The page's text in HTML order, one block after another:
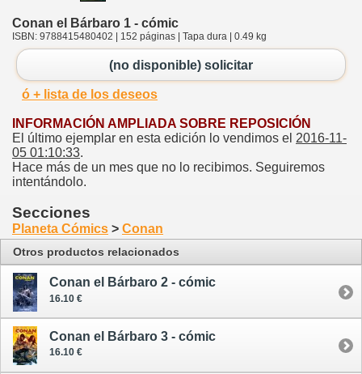
Conan el Bárbaro 1 - cómic
ISBN: 9788415480402 | 152 páginas | Tapa dura | 0.49 kg
(no disponible) solicitar
ó + lista de los deseos
INFORMACIÓN AMPLIADA SOBRE REPOSICIÓN
El último ejemplar en esta edición lo vendimos el 2016-11-
05 01:10:33.
Hace más de un mes que no lo recibimos. Seguiremos
intentándolo.
Secciones
Planeta Cómics > Conan
Otros productos relacionados
Conan el Bárbaro 2 - cómic
16.10 €
Conan el Bárbaro 3 - cómic
16.10 €